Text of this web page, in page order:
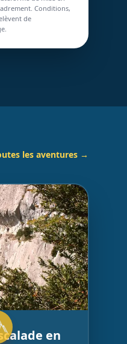
Conditions,
de
les aventures →
en